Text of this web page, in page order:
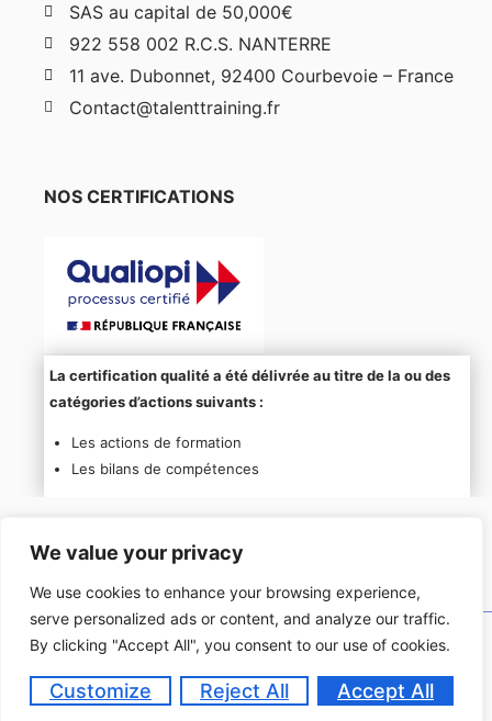
We value your privacy
We use cookies to enhance your browsing experience,
serve personalized ads or content, and analyze our traffic.
By clicking "Accept All", you consent to our use of cookies.
Customize Reject All Accept All
SAS au capital de 50,000€
922 558 002 R.C.S. NANTERRE
11 ave. Dubonnet, 92400 Courbevoie – France
Contact@talenttraining.fr
NOS CERTIFICATIONS
La certification qualité a été délivrée au titre de la ou des
catégories d’actions suivants :
Les actions de formation
Les bilans de compétences
Copyright © 2026 Talent & Training.
Politique De Confidentialité Mention Légales CGV [PSH]